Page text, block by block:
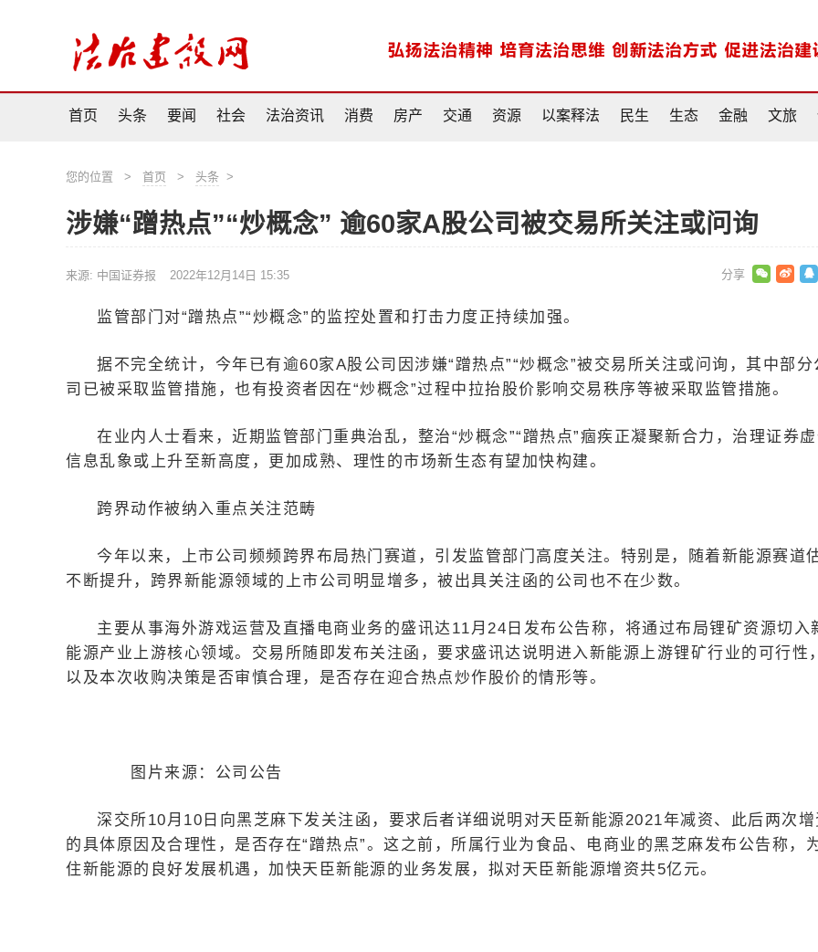
首页 头条 要闻 社会 法治资讯 消费 房产 交通 资源 以案释法 民生 生态 金融 文旅
您的位置 > 首页 > 头条 >
涉嫌“蹭热点”“炒概念” 逾60家A股公司被交易所关注或问询
来源: 中国证券报 2022年12月14日 15:35
监管部门对“蹭热点”“炒概念”的监控处置和打击力度正持续加强。
据不完全统计，今年已有逾60家A股公司因涉嫌“蹭热点”“炒概念”被交易所关注或问询，其中部分
司已被采取监管措施，也有投资者因在“炒概念”过程中拉抬股价影响交易秩序等被采取监管措施。
在业内人士看来，近期监管部门重典治乱，整治“炒概念”“蹭热点”痼疾正凝聚新合力，治理证券
信息乱象或上升至新高度，更加成熟、理性的市场新生态有望加快构建。
跨界动作被纳入重点关注范畴
今年以来，上市公司频频跨界布局热门赛道，引发监管部门高度关注。特别是，随着新能源赛道
不断提升，跨界新能源领域的上市公司明显增多，被出具关注函的公司也不在少数。
主要从事海外游戏运营及直播电商业务的盛讯达11月24日发布公告称，将通过布局锂矿资源切入
能源产业上游核心领域。交易所随即发布关注函，要求盛讯达说明进入新能源上游锂矿行业的可行性，
以及本次收购决策是否审慎合理，是否存在迎合热点炒作股价的情形等。
图片来源：公司公告
深交所10月10日向黑芝麻下发关注函，要求后者详细说明对天臣新能源2021年减资、此后两次增
的具体原因及合理性，是否存在“蹭热点”。这之前，所属行业为食品、电商业的黑芝麻发布公告称，
住新能源的良好发展机遇，加快天臣新能源的业务发展，拟对天臣新能源增资共5亿元。